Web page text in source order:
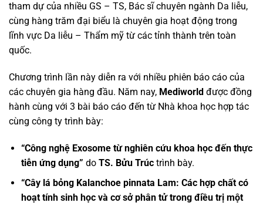
tham dự của nhiều GS – TS, Bác sĩ chuyên ngành Da liễu,
cùng hàng trăm đại biểu là chuyên gia hoạt động trong
lĩnh vực Da liễu – Thẩm mỹ từ các tỉnh thành trên toàn
quốc.
Chương trình lần này diễn ra với nhiều phiên báo cáo của
các chuyên gia hàng đầu. Năm nay, Mediworld được đồng
hành cùng với 3 bài báo cáo đến từ Nhà khoa học hợp tác
cùng công ty trình bày:
“Công nghệ Exosome từ nghiên cứu khoa học đến thực
tiễn ứng dụng” do TS. Bửu Trúctrình bày.
“Cây lá bỏng Kalanchoe pinnata Lam: Các hợp chất có
hoạt tính sinh học và cơ sở phân tử trong điều trị một